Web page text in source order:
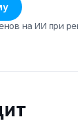
на ИИ при